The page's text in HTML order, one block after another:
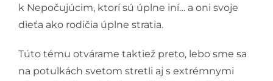
k Nepočujúcim, ktorí sú úplne iní… a oni svoje
dieťa ako rodičia úplne stratia.
Túto tému otvárame taktiež preto, lebo sme sa
na potulkách svetom stretli aj s extrémnymi